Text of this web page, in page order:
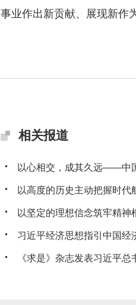
事业作出新贡献、展现新作
相关报道
以心相交，成其久远——中
以高度的历史主动把握时
以坚定的理想信念筑牢精
习近平经济思想指引中国经
《求是》杂志发表习近平